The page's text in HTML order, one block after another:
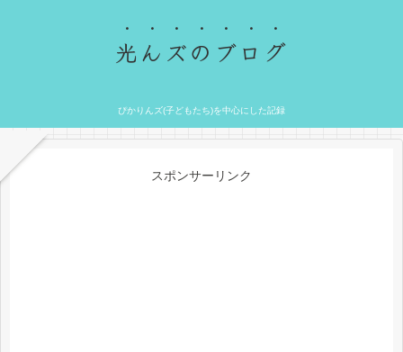
光んズのブログ
ぴかりんズ(子どもたち)を中心にした記録
スポンサーリンク